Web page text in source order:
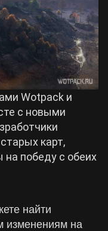
Wotpack и
с новыми
карт,
победу с обеих
найти
изменениям на